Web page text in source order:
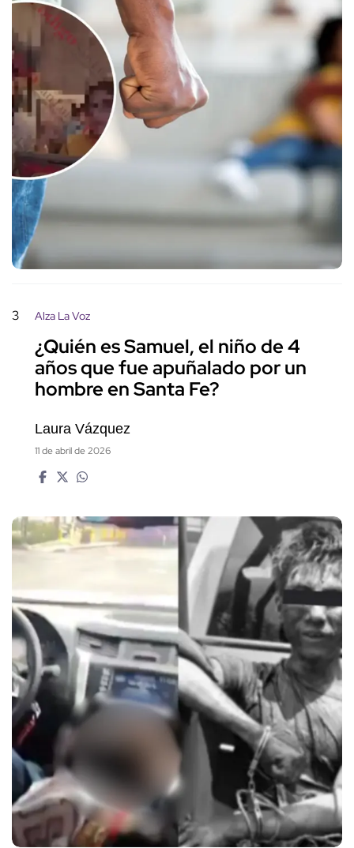
3 Alza La Voz
¿Quién es Samuel, el niño de 4
años que fue apuñalado por un
hombre en Santa Fe?
Laura Vázquez
11 de abril de 2026